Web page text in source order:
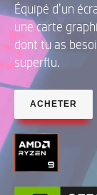
Équipé d’un
une carte
dont tu as
superflu.
ACHETER